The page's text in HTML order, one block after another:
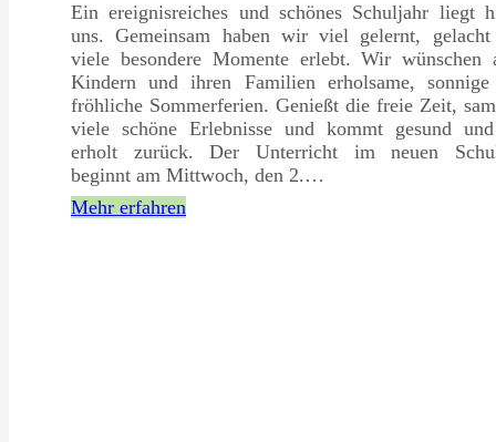
Ein ereignisreiches und schönes Schuljahr liegt
uns. Gemeinsam haben wir viel gelernt,
viele besondere Momente erlebt. Wir wünschen
Kindern und ihren Familien erholsame,
fröhliche Sommerferien. Genießt die freie Zeit,
viele schöne Erlebnisse und kommt gesund
erholt zurück. Der Unterricht im neuen
beginnt am Mittwoch, den 2.…
Mehr erfahren